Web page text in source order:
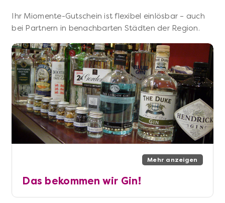
Ihr Miomente-Gutschein ist flexibel einlösbar – auch
bei Partnern in benachbarten Städten der Region.
Mehr anzeigen
Das bekommen wir Gin!